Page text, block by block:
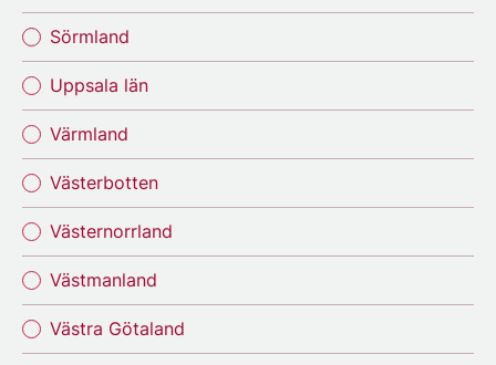
Sörmland
Uppsala län
Värmland
Västerbotten
Västernorrland
Västmanland
Västra Götaland